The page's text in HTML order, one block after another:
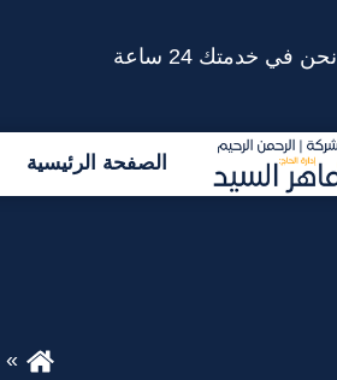
نحن في خدمتك 24 ساعة
الصفحة الرئيسية